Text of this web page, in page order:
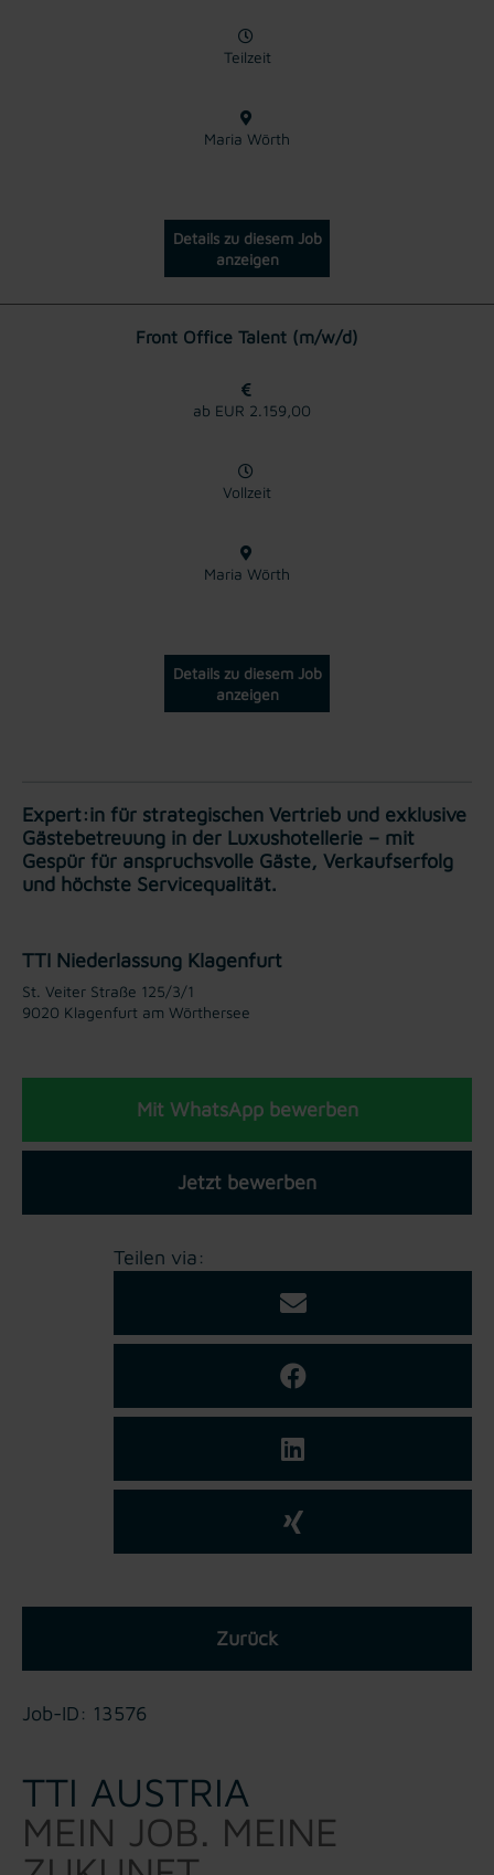
Teilzeit
Maria Wörth
Details zu diesem Job
anzeigen
Front Office Talent (m/w/d)
ab EUR 2.159,00
Vollzeit
Maria Wörth
Details zu diesem Job
anzeigen
Expert:in für strategischen Vertrieb und exklusive
Gästebetreuung in der Luxushotellerie – mit
Gespür für anspruchsvolle Gäste, Verkaufserfolg
und höchste Servicequalität.
TTI Niederlassung Klagenfurt
St. Veiter Straße 125/3/1
9020 Klagenfurt am Wörthersee
Mit WhatsApp bewerben
Jetzt bewerben
Teilen via:
Zurück
Job-ID: 13576
TTI AUSTRIA
MEIN JOB. MEINE